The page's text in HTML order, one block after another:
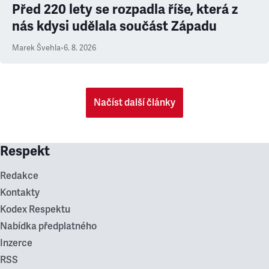
Před 220 lety se rozpadla říše, která z
nás kdysi udělala součást Západu
Marek Švehla•6. 8. 2026
Načíst další články
Respekt
Redakce
Kontakty
Kodex Respektu
Nabídka předplatného
Inzerce
RSS